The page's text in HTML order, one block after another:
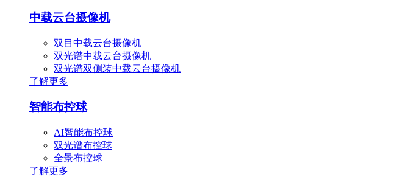
中载云台摄像机
双目中载云台摄像机
双光谱中载云台摄像机
双光谱双侧装中载云台摄像机
了解更多
智能布控球
AI智能布控球
双光谱布控球
全景布控球
了解更多